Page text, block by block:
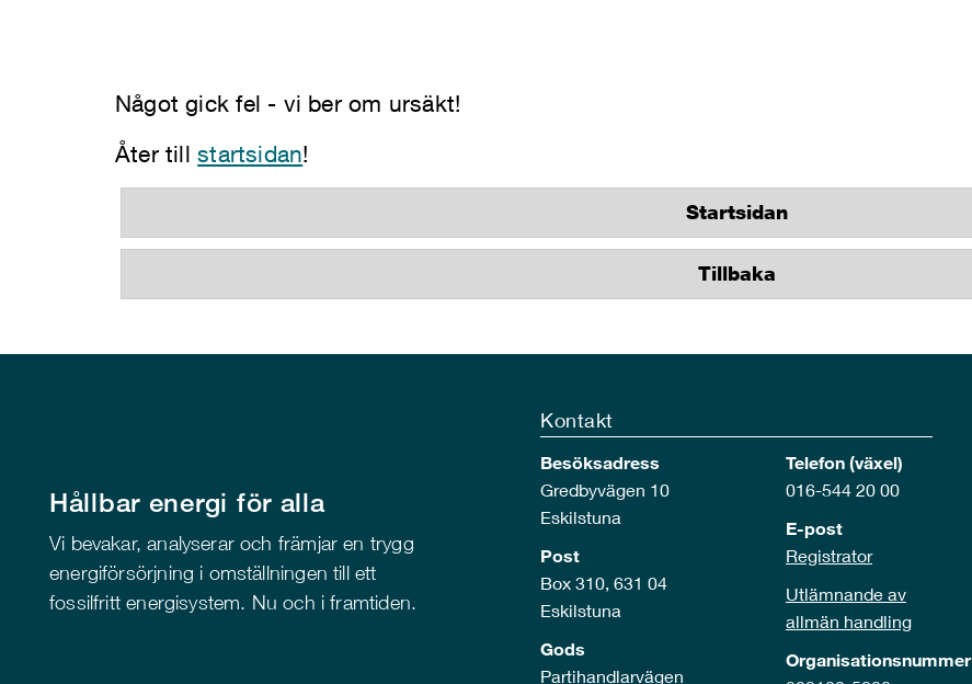
Något gick fel - vi ber om ursäkt!
Åter tillstartsidan!
Startsidan
Tillbaka
Hållbar energi för alla
Vi bevakar, analyserar och främjar en trygg
energiförsörjning i omställningen till ett
fossilfritt energisystem. Nu och i framtiden.
Kontakt
Besöksadress
Gredbyvägen 10
Eskilstuna
Post
Box 310, 631 04
Eskilstuna
Gods
Partihandlarvägen
Telefon (växel)
016-544 20 00
E-post
Registrator
Utlämnande av
allmän handling
Organisationsnummer